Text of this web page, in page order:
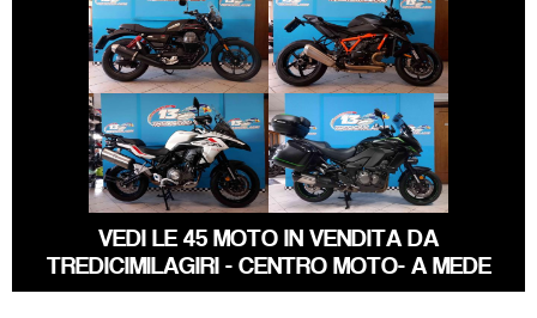
MOTO-GUZZI V7
KTM 1390-SUPER-
DUKE
BENELLI TRK
€ 3.690 €
KAWASAKI
VERSYS
€ 9.990 €
VEDI LE 45 MOTO IN VENDITA DA
TREDICIMILAGIRI - CENTRO MOTO- A MEDE